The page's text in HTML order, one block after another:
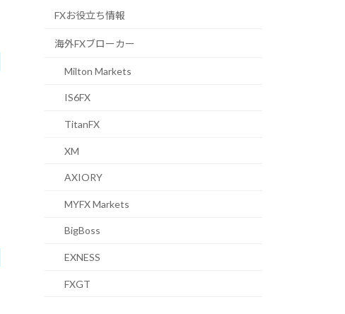
FXお役立ち情報
海外FXブローカー
Milton Markets
IS6FX
TitanFX
XM
AXIORY
MYFX Markets
BigBoss
EXNESS
FXGT